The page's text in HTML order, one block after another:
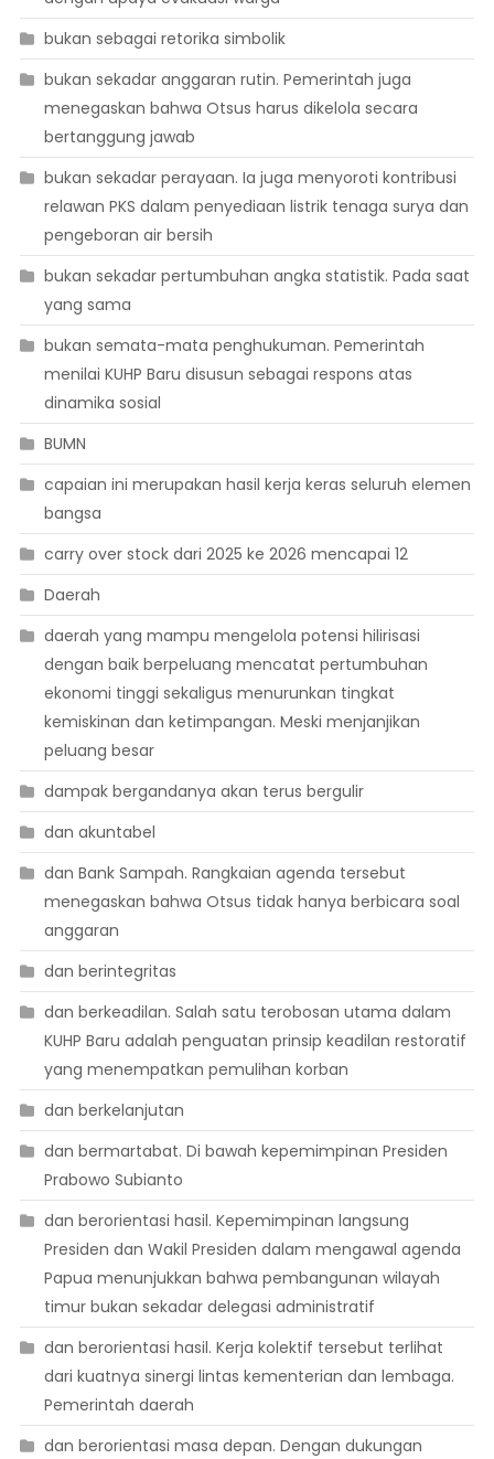
bukan sebagai retorika simbolik
bukan sekadar anggaran rutin. Pemerintah juga
menegaskan bahwa Otsus harus dikelola secara
bertanggung jawab
bukan sekadar perayaan. Ia juga menyoroti kontribusi
relawan PKS dalam penyediaan listrik tenaga surya dan
pengeboran air bersih
bukan sekadar pertumbuhan angka statistik. Pada saat
yang sama
bukan semata-mata penghukuman. Pemerintah
menilai KUHP Baru disusun sebagai respons atas
dinamika sosial
BUMN
capaian ini merupakan hasil kerja keras seluruh elemen
bangsa
carry over stock dari 2025 ke 2026 mencapai 12
Daerah
daerah yang mampu mengelola potensi hilirisasi
dengan baik berpeluang mencatat pertumbuhan
ekonomi tinggi sekaligus menurunkan tingkat
kemiskinan dan ketimpangan. Meski menjanjikan
peluang besar
dampak bergandanya akan terus bergulir
dan akuntabel
dan Bank Sampah. Rangkaian agenda tersebut
menegaskan bahwa Otsus tidak hanya berbicara soal
anggaran
dan berintegritas
dan berkeadilan. Salah satu terobosan utama dalam
KUHP Baru adalah penguatan prinsip keadilan restoratif
yang menempatkan pemulihan korban
dan berkelanjutan
dan bermartabat. Di bawah kepemimpinan Presiden
Prabowo Subianto
dan berorientasi hasil. Kepemimpinan langsung
Presiden dan Wakil Presiden dalam mengawal agenda
Papua menunjukkan bahwa pembangunan wilayah
timur bukan sekadar delegasi administratif
dan berorientasi hasil. Kerja kolektif tersebut terlihat
dari kuatnya sinergi lintas kementerian dan lembaga.
Pemerintah daerah
dan berorientasi masa depan. Dengan dukungan